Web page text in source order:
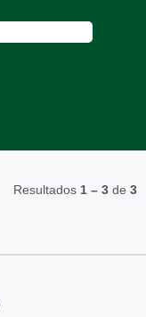
Resultados 1 – 3 de 3